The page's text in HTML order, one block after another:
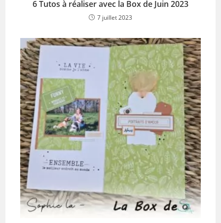
6 Tutos à réaliser avec la Box de Juin 2023
7 juillet 2023